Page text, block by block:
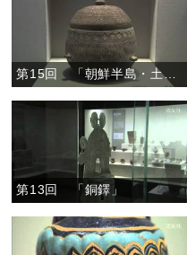
第15回 「朝鮮半島・土器の横笛」
第13回 「銅鐸」